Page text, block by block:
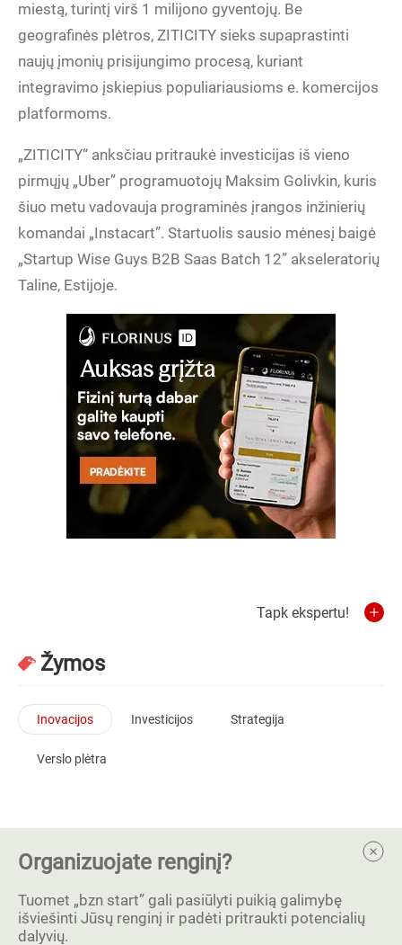
miestą, turintį virš 1 milijono gyventojų. Be
geografinės plėtros, ZITICITY sieks supaprastinti
naujų įmonių prisijungimo procesą, kuriant
integravimo įskiepius populiariausioms e. komercijos
platformoms.
„ZITICITY“ anksčiau pritraukė investicijas iš vieno
pirmųjų „Uber” programuotojų Maksim Golivkin, kuris
šiuo metu vadovauja programinės įrangos inžinierių
komandai „Instacart”. Startuolis sausio mėnesį baigė
„Startup Wise Guys B2B Saas Batch 12” akseleratorių
Taline, Estijoje.
Tapk ekspertu!
Žymos
Inovacijos Investicijos Strategija
Verslo plėtra
Organizuojate renginį?
Tuomet „bzn start” gali pasiūlyti puikią galimybę
išviešinti Jūsų renginį ir padėti pritraukti potencialių
dalyvių.